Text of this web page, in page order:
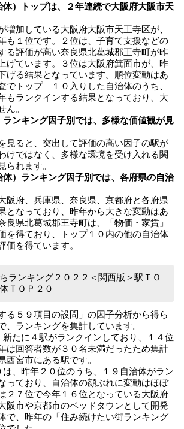
）トップは、２年連続で大阪府大阪市天
増加している大阪府大阪市天王寺区が、
も１位です。２位は、子育て支援などの
る評価が高い奈良県北葛城郡王寺町が昨
げています。３位は大阪府箕面市が、昨
げる結果となっています。順位変動はあ
でトップ １０入りした自治体のうち、
もランクインする結果となっており、大
ん。
ンキング因子別では、多様な価値観が見
見ると、突出して評価の高い因子の駅が
けではなく、多様な環境を受け入れる関
られます。
）ランキング因子別では、各府県の自治
阪府、兵庫県、奈良県、京都府と各府県
となっており、昨年から大きな変動はあ
良県北葛城郡王寺町は、「物価・家賃」
を得ており、トップ１０内の他の自治体
価を得ています。
ランキング２０２２＜関西版＞駅ＴＯ
ＴＯＰ２０
る５９項目の設問」の因子分析から得ら
、ランキングを集計しています。
たに４駅がランクインしており、１４位
は回答者数が３０名未満だったため集計
西宮市にある駅です。
、昨年２０位のうち、１９自治体がラン
っており、自治体の顔ぶれに変動はほぼ
２７位で今年１６位となっている大阪府
阪市や京都市のベッドタウンとして開発
で、昨年の「住み続けたい街ランキング